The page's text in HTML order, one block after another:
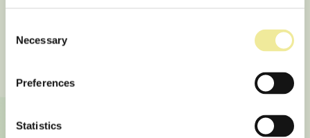
Selection
Necessary
Preferences
Statistics
Vi sikrar dine personopplysningar ved både fysisk
og virtuell tilgangskontroll, og ved kryptering av
Dersom du ynskjer informasjon om kva